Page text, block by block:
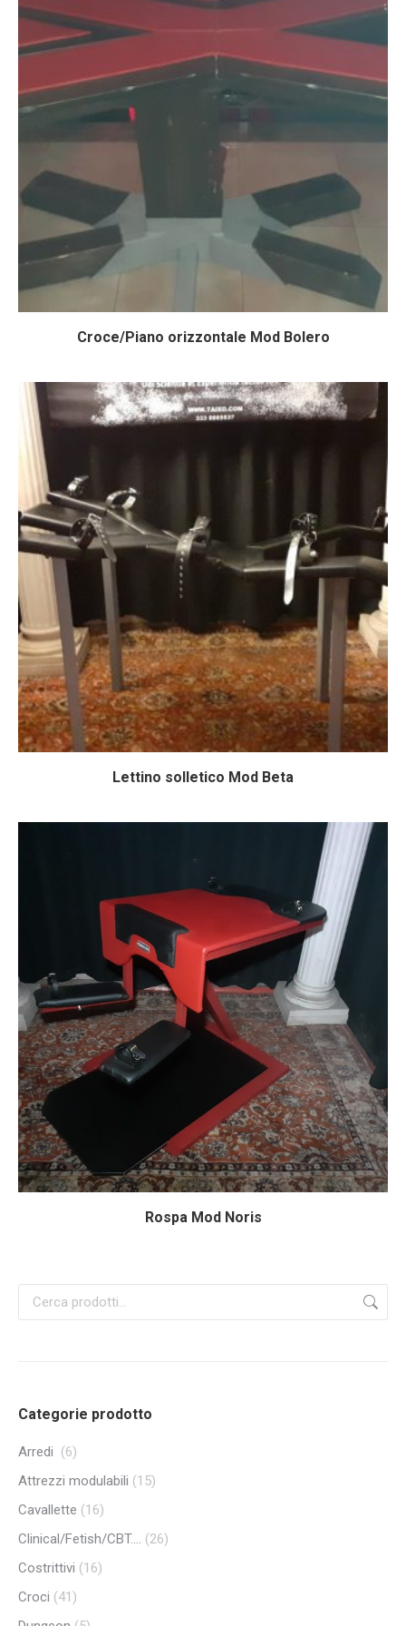
Croce/Piano orizzontale Mod Bolero
Lettino solletico Mod Beta
Rospa Mod Noris
Categorie prodotto
Arredi (6)
Attrezzi modulabili (15)
Cavallette (16)
Clinical/Fetish/CBT.... (26)
Costrittivi (16)
Croci (41)